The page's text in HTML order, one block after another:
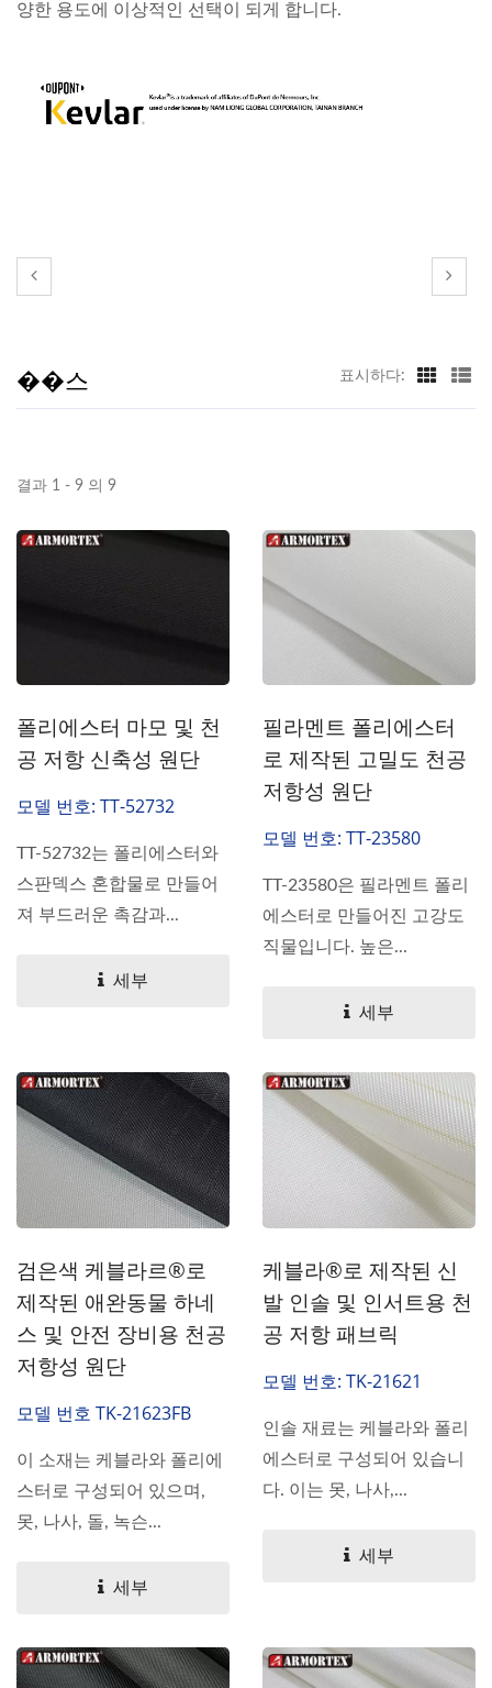
양한 용도에 이상적인 선택이 되게 합니다.
��스 표시하다:
결과 1 - 9 의 9
폴리에스터 마모 및 천
공 저항 신축성 원단
모델 번호: TT-52732
TT-52732는 폴리에스터와
스판덱스 혼합물로 만들어
져 부드러운 촉감과...
세부
필라멘트 폴리에스터
로 제작된 고밀도 천공
저항성 원단
모델 번호: TT-23580
TT-23580은 필라멘트 폴리
에스터로 만들어진 고강도
직물입니다. 높은...
세부
검은색 케블라르®로
제작된 애완동물 하네
스 및 안전 장비용 천공
저항성 원단
모델 번호 TK-21623FB
이 소재는 케블라와 폴리에
스터로 구성되어 있으며,
못, 나사, 돌, 녹슨...
세부
케블라®로 제작된 신
발 인솔 및 인서트용 천
공 저항 패브릭
모델 번호: TK-21621
인솔 재료는 케블라와 폴리
에스터로 구성되어 있습니
다. 이는 못, 나사,...
세부